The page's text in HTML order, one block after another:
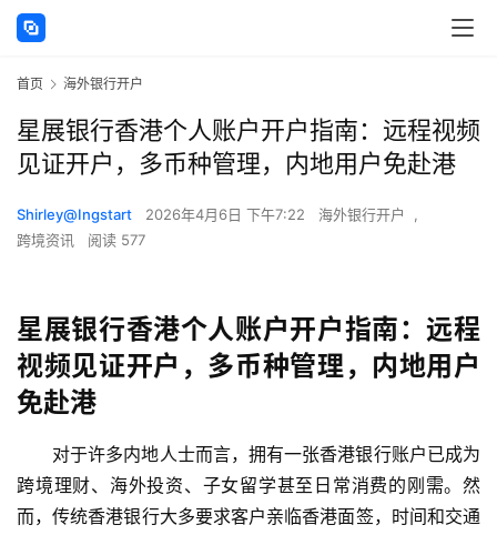
首页 海外银行开户
星展银行香港个人账户开户指南：远程视频
见证开户，多币种管理，内地用户免赴港
Shirley@Ingstart 2026年4月6日 下午7:22 海外银行开户
,
跨境资讯
阅读 577
星展银行香港个人账户开户指南：远程
视频见证开户，多币种管理，内地用户
免赴港
对于许多内地人士而言，拥有一张香港银行账户已成为
跨境理财、海外投资、子女留学甚至日常消费的刚需。然
而，传统香港银行大多要求客户亲临香港面签，时间和交通